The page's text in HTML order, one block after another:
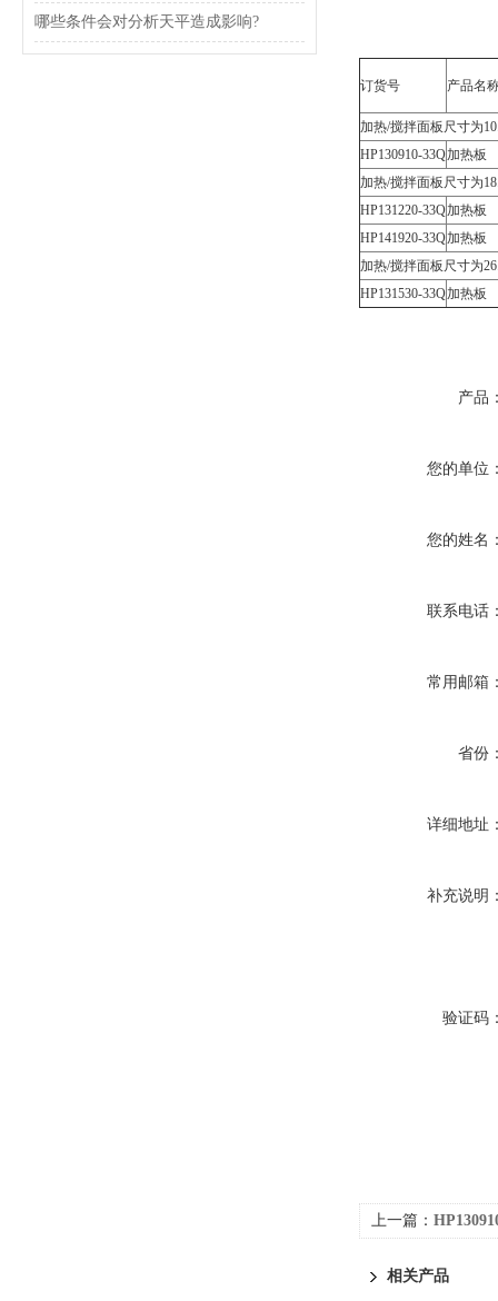
哪些条件会对分析天平造成影响?
订货号 产品名
加热/搅拌面板尺寸为
HP130910-33Q加热板
加热/搅拌面板尺寸为
HP131220-33Q加热板
HP141920-33Q加热板
加热/搅拌面板尺寸为
HP131530-33Q加热板
产品
您的单位
您的姓名
联系电话
常用邮箱
省份
详细地址
补充说明
验证码
上一篇：
相关产品